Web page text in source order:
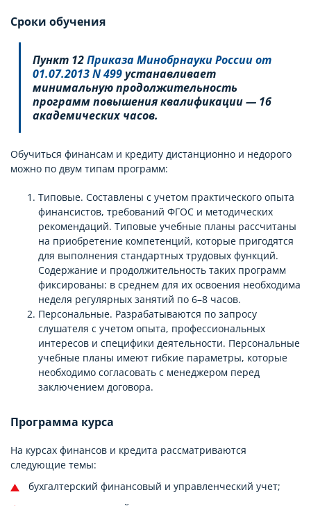
Сроки обучения
Пункт 12Приказа Минобрнауки России от
01.07.2013 N 499устанавливает
минимальную продолжительность
программ повышения квалификации — 16
академических часов.
Обучиться финансам и кредиту дистанционно и недорого
можно по двум типам программ:
Типовые. Составлены с учетом практического опыта
финансистов, требований ФГОС и методических
рекомендаций. Типовые учебные планы рассчитаны
на приобретение компетенций, которые пригодятся
для выполнения стандартных трудовых функций.
Содержание и продолжительность таких программ
фиксированы: в среднем для их освоения необходима
неделя регулярных занятий по 6–8 часов.
Персональные. Разрабатываются по запросу
слушателя с учетом опыта, профессиональных
интересов и специфики деятельности. Персональные
учебные планы имеют гибкие параметры, которые
необходимо согласовать с менеджером перед
заключением договора.
Программа курса
На курсах финансов и кредита рассматриваются
следующие темы:
бухгалтерский финансовый и управленческий учет;